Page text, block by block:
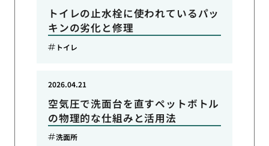
トイレの止水栓に使われているパッ
キンの劣化と修理
トイレ
空気圧で洗面台を直すペットボトル
の物理的な仕組みと活用法
2026.04.21
洗面所